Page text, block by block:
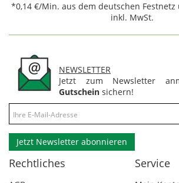
*0,14 €/Min. aus dem deutschen
inkl. MwSt.
NEWSLETTER
Jetzt zum Newsletter
Gutschein sichern!
Jetzt Newsletter abonnieren
Rechtliches Service